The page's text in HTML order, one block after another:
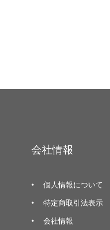
会社情報
個人情報について
特定商取引法表示
会社情報